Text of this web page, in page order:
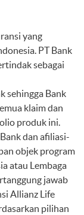
yang
PT Bank
sebagai
sehingga Bank
klaim dan
produk ini.
dan afiliasi-
objek program
atau Lembaga
jawab
Allianz Life
pilihan